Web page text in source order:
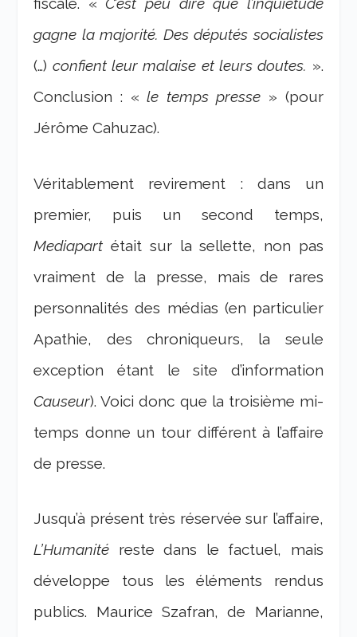
fiscale. « C’est peu dire que l’inquiétude
gagne la majorité. Des députés socialistes
(…) confient leur malaise et leurs doutes. ».
Conclusion : « le temps presse » (pour
Jérôme Cahuzac).
Véritablement revirement : dans un
premier, puis un second temps,
Mediapart était sur la sellette, non pas
vraiment de la presse, mais de rares
personnalités des médias (en particulier
Apathie, des chroniqueurs, la seule
exception étant le site d’information
Causeur). Voici donc que la troisième mi-
temps donne un tour différent à l’affaire
de presse.
Jusqu’à présent très réservée sur l’affaire,
L’Humanité reste dans le factuel, mais
développe tous les éléments rendus
publics. Maurice Szafran, de Marianne,